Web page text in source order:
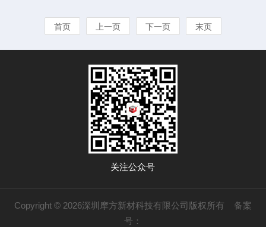
液（ISF）并实现生物标志物的现场检测。在这项
突破性研究中，摩方精密的microArch®S2...
d制造领域。该系统突破了传统加工技术在复杂结
台、精密运动控制系统（如压电陶瓷位移台）、激
光光源、实时成像监控模块及专用控制软件组成。
用户可通过CAD模型导入，经切片处理后驱动系统
逐点或逐层构建复杂三维微结构，如微透镜...
首页 上一页 下一页 末页
关注公众号
Copyright © 2026深圳摩方新材科技有限公司版权所有 备案
号：